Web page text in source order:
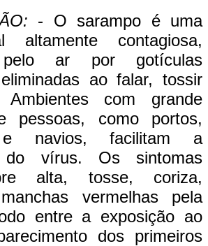
- O sarampo é uma
altamente contagiosa,
pelo ar por gotículas
ao falar, tossir
com grande
pessoas, como portos,
e navios, facilitam a
do vírus. Os sintomas
alta, tosse, coriza,
vermelhas pela
entre a exposição ao
dos primeiros